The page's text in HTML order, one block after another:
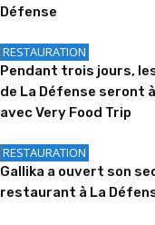
Défense
RESTAURATION
Pendant trois jours,
de La Défense seront
avec Very Food Trip
RESTAURATION
Gallika a ouvert son
restaurant à La